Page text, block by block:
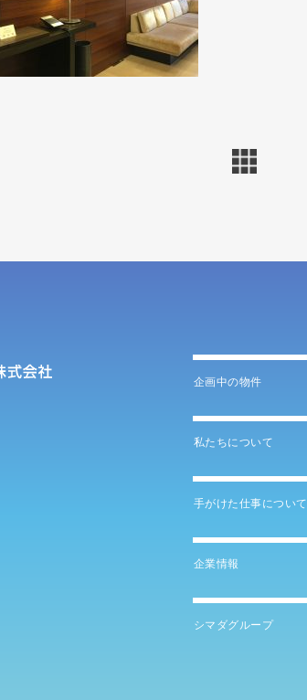
企画中の物件
私たちについて
手がけた仕事について
企業情報
シマダグループ